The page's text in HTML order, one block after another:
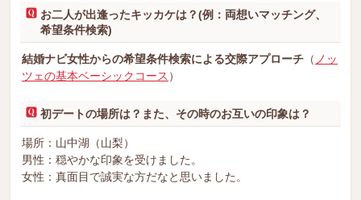
お二人が出逢ったキッカケは？(例：両想いマッチング、
希望条件検索)
結婚ナビ女性からの希望条件検索による交際アプローチ （ ノッ
ツェの基本ベーシックコース ）
初デートの場所は？また、その時のお互いの印象は？
場所：山中湖（山梨）
男性：穏やかな印象を受けました。
女性：真面目で誠実な方だなと思いました。